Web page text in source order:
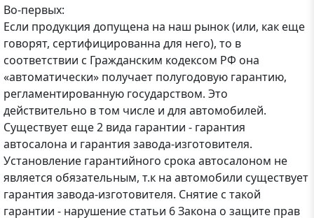
Во-первых:
Если продукция допущена на наш рынок (или, как еще
говорят, сертифицированна для него), то в
соответствии с Гражданским кодексом РФ она
«автоматически» получает полугодовую гарантию,
регламентированную государством. Это
действительно в том числе и для автомобилей.
Существует еще 2 вида гарантии - гарантия
автосалона и гарантия завода-изготовителя.
Установление гарантийного срока автосалоном не
является обязательным, т.к на автомобили существует
гарантия завода-изготовителя. Снятие с такой
гарантии - нарушение статьи 6 Закона о защите прав